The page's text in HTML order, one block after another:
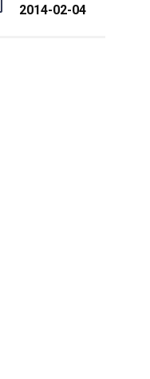
2014-02-04